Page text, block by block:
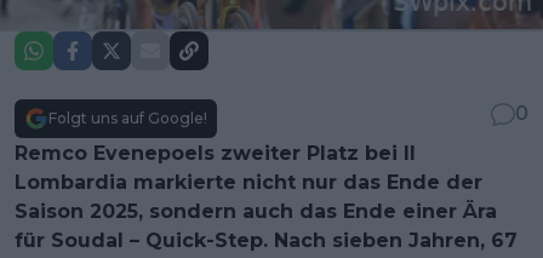
Folgt uns auf Google!
0
Remco Evenepoels zweiter Platz bei Il
Lombardia markierte nicht nur das Ende der
Saison 2025, sondern auch das Ende einer Ära
für Soudal – Quick-Step. Nach sieben Jahren, 67